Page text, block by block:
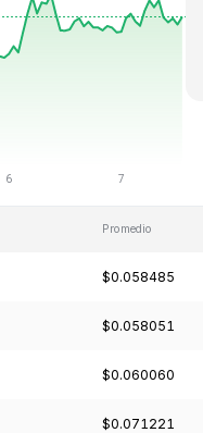
Promedio
$0.058485
$0.058051
$0.060060
$0.071221